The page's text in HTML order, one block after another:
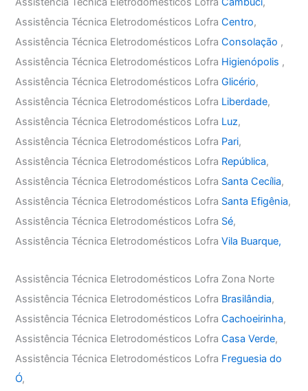
Assistência Técnica Eletrodomésticos LofraCentro,
Assistência Técnica Eletrodomésticos LofraConsolação ,
Assistência Técnica Eletrodomésticos Lofra Higienópolis ,
Assistência Técnica Eletrodomésticos LofraGlicério,
Assistência Técnica Eletrodomésticos Lofra Liberdade,
Assistência Técnica Eletrodomésticos Lofra Luz,
Assistência Técnica Eletrodomésticos Lofra Pari,
Assistência Técnica Eletrodomésticos Lofra República,
Assistência Técnica Eletrodomésticos Lofra Santa Cecília,
Assistência Técnica Eletrodomésticos Lofra Santa Efigênia,
Assistência Técnica Eletrodomésticos Lofra Sé,
Assistência Técnica Eletrodomésticos LofraVila Buarque,
Assistência Técnica Eletrodomésticos Lofra Zona Norte
Assistência Técnica Eletrodomésticos Lofra Brasilândia,
Assistência Técnica Eletrodomésticos LofraCachoeirinha,
Assistência Técnica Eletrodomésticos LofraCasa Verde,
Assistência Técnica Eletrodomésticos Lofra Freguesia do
Ó,